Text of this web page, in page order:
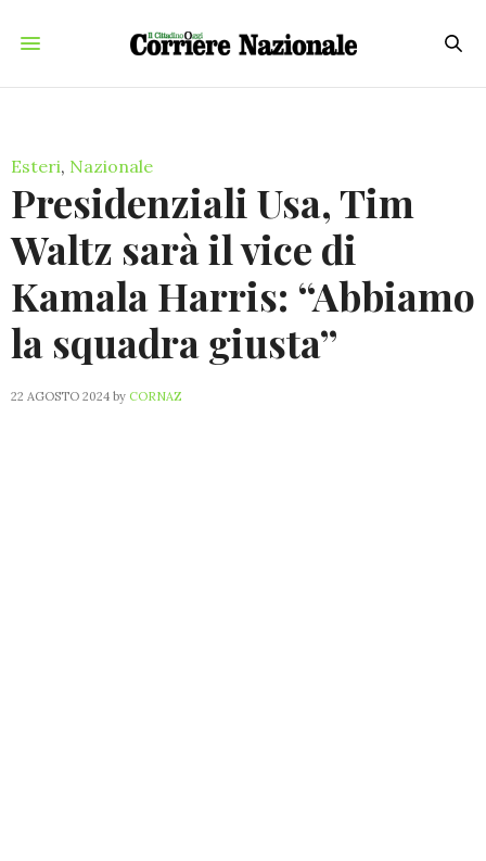
Esteri, Nazionale
Presidenziali Usa, Tim
Waltz sarà il vice di
Kamala Harris: “Abbiamo
la squadra giusta”
22 AGOSTO 2024 by CORNAZ